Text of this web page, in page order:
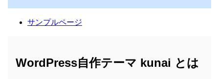
サンプルページ
WordPress自作テーマ kunai とは